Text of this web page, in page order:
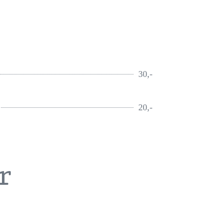
30,-
20,-